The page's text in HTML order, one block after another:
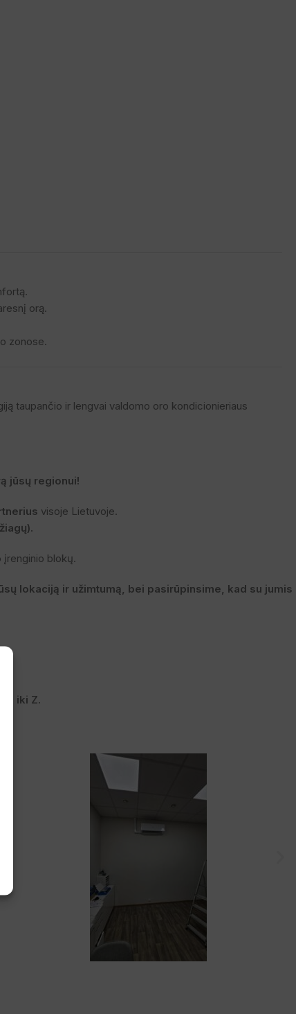
orą.
zonose.
taupančio ir lengvai valdomo oro kondicionieriaus
jūsų regionui!
visoje Lietuvoje.
įrenginio blokų.
lokaciją ir užimtumą, bei pasirūpinsime, kad su jumis
A iki Z.